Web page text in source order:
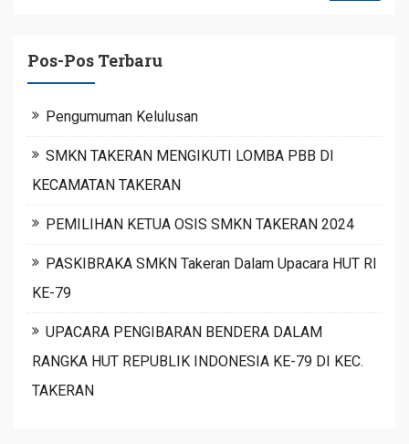
Pos-Pos Terbaru
Pengumuman Kelulusan
SMKN TAKERAN MENGIKUTI LOMBA PBB DI
KECAMATAN TAKERAN
PEMILIHAN KETUA OSIS SMKN TAKERAN 2024
PASKIBRAKA SMKN Takeran Dalam Upacara HUT RI
KE-79
UPACARA PENGIBARAN BENDERA DALAM
RANGKA HUT REPUBLIK INDONESIA KE-79 DI KEC.
TAKERAN